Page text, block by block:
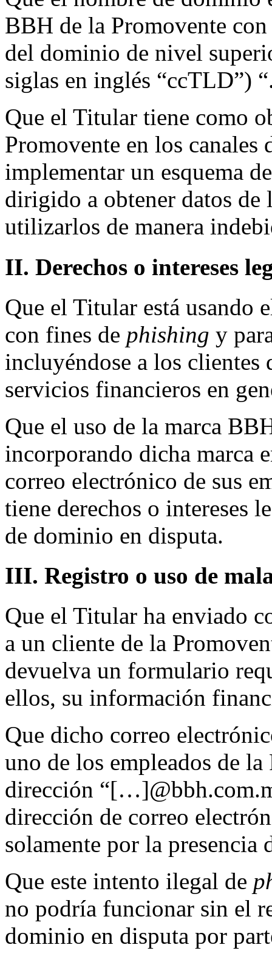
BBH de la Promovente
del dominio de nivel
siglas en inglés “ccTLD”)
Que el Titular tiene como
Promovente en los canales
implementar un esquema
dirigido a obtener datos de
utilizarlos de manera
II. Derechos o intereses
Que el Titular está usando
con fines de phishing y
incluyéndose a los clientes
servicios financieros en
Que el uso de la marca
incorporando dicha marca
correo electrónico de sus
tiene derechos o intereses
de dominio en disputa.
III. Registro o uso de
Que el Titular ha enviado
a un cliente de la
devuelva un formulario
ellos, su información
Que dicho correo
uno de los empleados de
dirección
dirección de correo
solamente por la presencia
Que este intento ilegal de
no podría funcionar sin el
dominio en disputa por